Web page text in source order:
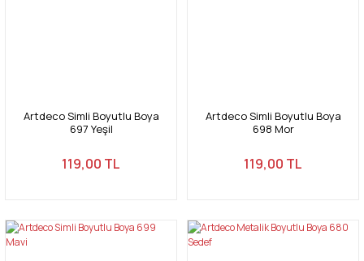
Artdeco Simli Boyutlu Boya
697 Yeşil
119,00 TL
Artdeco Simli Boyutlu Boya
698 Mor
119,00 TL